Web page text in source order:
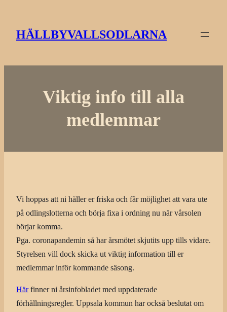
innehåll
HÄLLBYVALLSODLARNA
Viktig info till alla
medlemmar
Vi hoppas att ni håller er friska och får möjlighet att vara ute
på odlingslotterna och börja fixa i ordning nu när vårsolen
börjar komma.
Pga. coronapandemin så har årsmötet skjutits upp tills vidare.
Styrelsen vill dock skicka ut viktig information till er
medlemmar inför kommande säsong.
Härfinner ni årsinfobladet med uppdaterade
förhållningsregler. Uppsala kommun har också beslutat om